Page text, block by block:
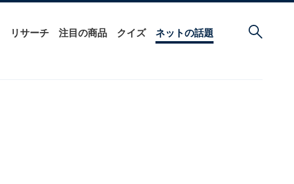
リサーチ 注目の商品 クイズ ネットの話題